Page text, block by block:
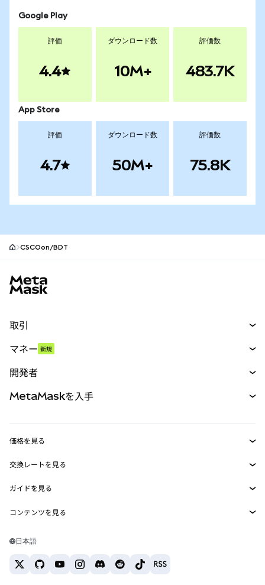
Google Play
評価
4.4
ダウンロード数
10M+
評価数
483.7K
App Store
評価
4.7
ダウンロード数
50M+
評価数
75.8K
CSCOon/BDT
取引
パーペチュアル
RWA
マネー 新規
開発者
MetaMask Connect
Snaps
Web3サービス
MetaMaskを入手
セキュリティ
サポート
キャリア
お問い合わせ
価格を見る
イーサリアムの価格
Solanaの価格
Tetherの価格
交換レートを見る
ETH→USD
USDT→INR
BTC→INR
ETH→USDT
ガイドを見る
ETHの購入
USDTの購入
コンテンツを見る
Solanaウォレット
日本語